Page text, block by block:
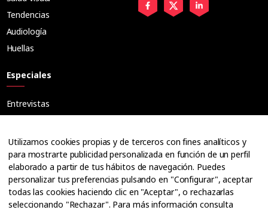
Tendencias
Audiología
Huellas
Especiales
Entrevistas
Ópticos
Cuadernos
Guías
Dossier
Anuarios
Utilizamos cookies propias y de terceros con fines analíticos y
para mostrarte publicidad personalizada en función de un perfil
elaborado a partir de tus hábitos de navegación. Puedes
personalizar tus preferencias pulsando en "Configurar", aceptar
todas las cookies haciendo clic en "Aceptar", o rechazarlas
seleccionando "Rechazar". Para más información consulta